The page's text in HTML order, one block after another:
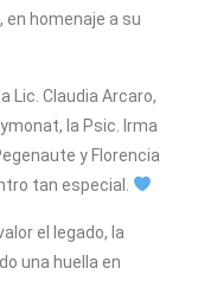
en homenaje a su
Lic. Claudia Arcaro,
la Psic. Irma
y Florencia
tan especial.
el legado, la
una huella en